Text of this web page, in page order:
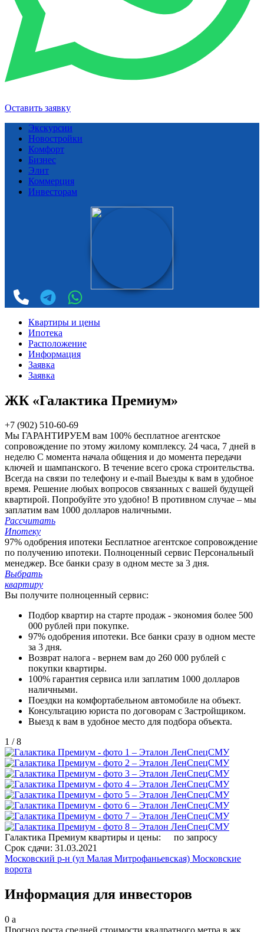
Оставить заявку
Экскурсии
Новостройки
Комфорт
Бизнес
Элит
Коммерция
Инвесторам
Квартиры и цены
Ипотека
Расположение
Информация
Заявка
Заявка
ЖК «Галактика Премиум»
+7 (902) 510-60-69
Мы ГАРАНТИРУЕМ вам 100% бесплатное агентское
сопровождение по этому жилому комплексу. 24 часа, 7 дней в
неделю С момента начала общения и до момента передачи
ключей и шампанского. В течение всего срока строительства.
Всегда на связи по телефону и e-mail Выезды к вам в удобное
время. Решение любых вопросов связанных с вашей будущей
квартирой. Попробуйте это удобно! В противном случае – мы
заплатим вам 1000 долларов наличными.
Рассчитать
Ипотеку
97% одобрения ипотеки Бесплатное агентское сопровождение
по получению ипотеки. Полноценный сервис Персональный
менеджер. Все банки сразу в одном месте за 3 дня.
Выбрать
квартиру
Вы получите полноценный сервис:
Подбор квартир на старте продаж - экономия более 500
000 рублей при покупке.
97% одобрения ипотеки. Все банки сразу в одном месте
за 3 дня.
Возврат налога - вернем вам до 260 000 рублей с
покупки квартиры.
100% гарантия сервиса или заплатим 1000 долларов
наличными.
Поездки на комфортабельном автомобиле на объект.
Консультацию юриста по договорам с Застройщиком.
Выезд к вам в удобное место для подбора объекта.
1 /8
Галактика Премиум квартиры и цены:
по запросу
Срок сдачи: 31.03.2021
Московский р-н (ул Малая Митрофаньевская) Московские
ворота
Информация для инвесторов
0 a